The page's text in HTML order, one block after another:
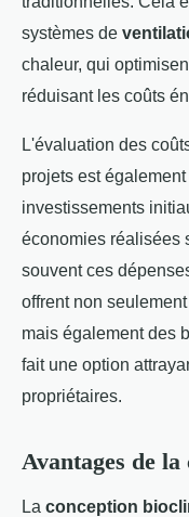
systèmes de
chaleur, qui
réduisant les coûts
L'évaluation des
projets est
investissements
économies réalisées
souvent ces
offrent non
mais également des
fait une option
propriétaires.
Avantages de
La conception